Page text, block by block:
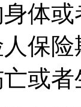
体
保
或